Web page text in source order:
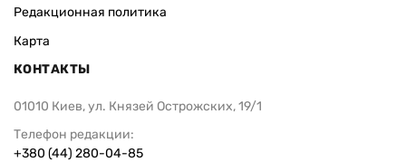
Редакционная политика
Карта
КОНТАКТЫ
01010 Киев, ул. Князей Острожских, 19/1
Телефон редакции:
+380 (44) 280-04-85